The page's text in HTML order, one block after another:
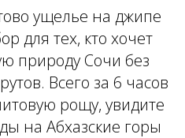
ущелье на джипе
для тех, кто хочет
природу Сочи без
Всего за 6 часов
рощу, увидите
на Абхазские горы